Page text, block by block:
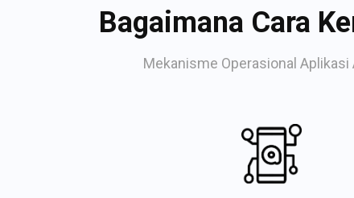
Bagaimana Cara
Mekanisme Operasional Aplikasi